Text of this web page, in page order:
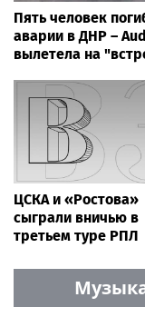
Пять человек
аварии в ДНР –
вылетела на
ЦСКА и «Ростова»
сыграли вничью в
третьем туре РПЛ